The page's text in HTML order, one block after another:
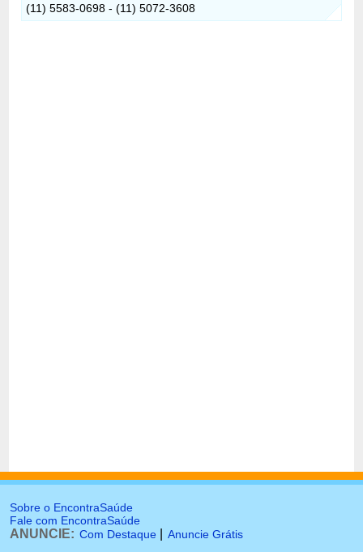
(11) 5583-0698 - (11) 5072-3608
Sobre o EncontraSaúde
Fale com EncontraSaúde
ANUNCIE: Com Destaque Anuncie Grátis